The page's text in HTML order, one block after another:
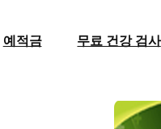
예적금 무료 건강 검사